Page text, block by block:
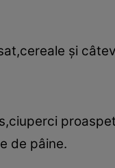
şi
de pâine.